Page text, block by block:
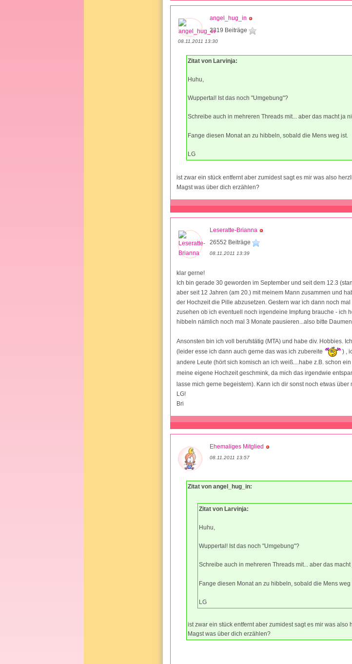
angel_hug_in
2319 Beiträge
08.11.2011 13:30
Zitat von Larvinja:
Huhu,
Wuppertal! Ist das noch "Umgebung"?
Schreibe auch in mehreren Threads mit... aber das macht ja
Fange diesen Monat an zu hibbeln, sobald die Mens weg ist.
LG
ist zwar ein stück entfernt aber zumidest sagt es mir was also
Magst was über dich erzählen?
Leseratte-Brianna
26552 Beiträge
08.11.2011 13:39
klar gerne!
Ich bin gerade 30 geworden im September und seit dem 12.3
aber seit 12 Jahren (am 20.) mit meinem Mann zusammen und
der Hochzeit die Pille abzusetzen. Gestern war ich dann noch
zusehen ob ich eventuell noch irgendeine Impfung brauche - ich
hibbeln nämlich noch mal 3 Monate pausieren...also bitte
Ansonsten bin ich voll berufstätig (MTA) und habe div. Hobbies.
(leider esse ich dann auch gerne das was ich zubereite
) ,
andere Leute (hört sich komisch an ich weiß....habe z.B. schon
meine eigene Hochzeit geschmink, da mich das irgendwie
lasse mich gerne begeistern). Kann ich dir sonst noch etwas über
LG!
Bri
Ehemaliges Mitglied
08.11.2011 13:57
Zitat von angel_hug_in:
Zitat von Larvinja:
Huhu,
Wuppertal! Ist das noch "Umgebung"?
Schreibe auch in mehreren Threads mit... aber das macht
Fange diesen Monat an zu hibbeln, sobald die Mens weg
LG
ist zwar ein stück entfernt aber zumidest sagt es mir was also
Magst was über dich erzählen?